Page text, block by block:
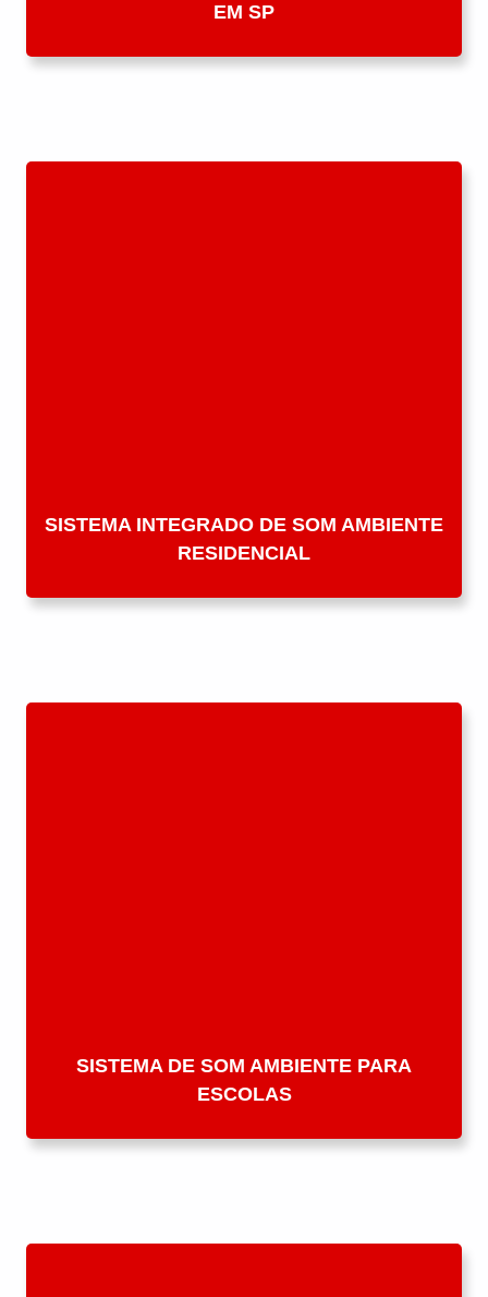
EM SP
SISTEMA INTEGRADO DE SOM AMBIENTE
RESIDENCIAL
SISTEMA DE SOM AMBIENTE PARA
ESCOLAS